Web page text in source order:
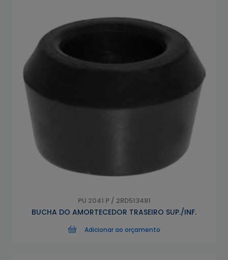
PU 2041 P / 2RD513481
BUCHA DO AMORTECEDOR TRASEIRO SUP./INF.
Adicionar ao orçamento